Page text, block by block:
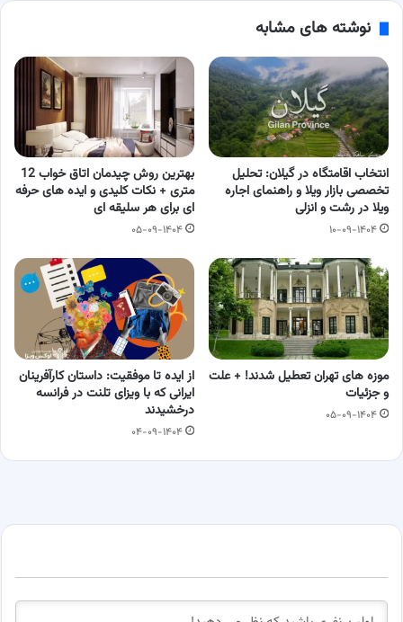
نوشته های مشابه
انتخاب اقامتگاه در گیلان: تحلیل
تخصصی بازار ویلا و راهنمای اجاره
ویلا در رشت و انزلی
۱۰-۰۹-۱۴۰۴
بهترین روش چیدمان اتاق خواب 12
متری + نکات کلیدی و ایده های حرفه
ای برای هر سلیقه ای
۰۵-۰۹-۱۴۰۴
موزه های تهران تعطیل شدند! + علت
و جزئیات
۰۵-۰۹-۱۴۰۴
از ایده تا موفقیت: داستان کارآفرینان
ایرانی که با ویزای تلنت در فرانسه
درخشیدند
۰۴-۰۹-۱۴۰۴